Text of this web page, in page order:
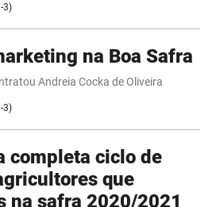
3)
na Boa Safra
Andreia Cocka de Oliveira
3)
completa ciclo de
que
na safra 2020/2021